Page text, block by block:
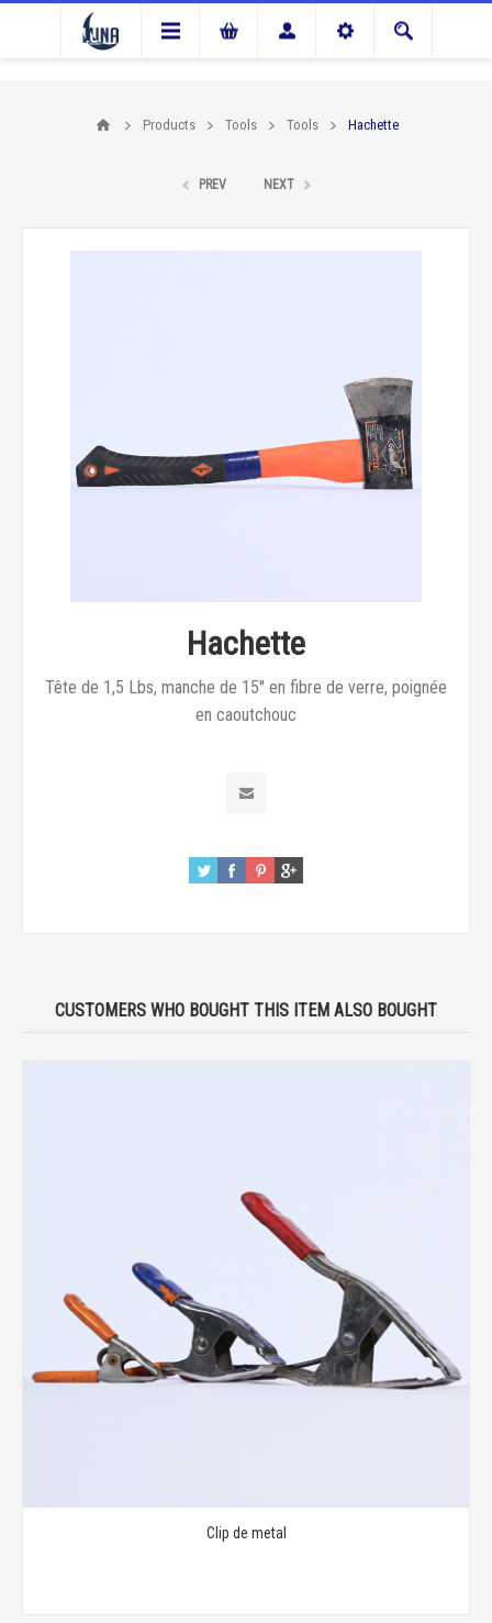
Products Tools Tools Hachette
PREV NEXT
Hachette
Tête de 1,5 Lbs, manche de 15'' en fibre de verre, poignée
en caoutchouc
CUSTOMERS WHO BOUGHT THIS ITEM ALSO BOUGHT
Clip de metal